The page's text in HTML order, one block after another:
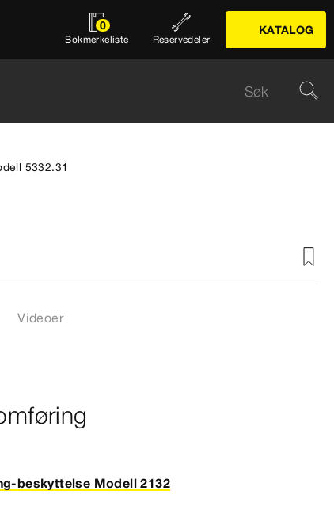
0
Bokmerkeliste Reservedeler
KATALOG
5332.31
Videoer
beskyttelse Modell 2132